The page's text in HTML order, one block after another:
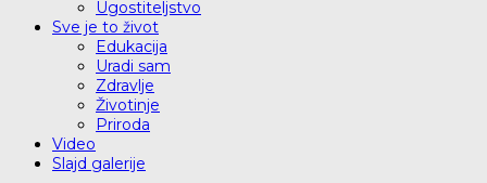
Ugostiteljstvo
Sve je to život
Edukacija
Uradi sam
Zdravlje
Životinje
Priroda
Video
Slajd galerije